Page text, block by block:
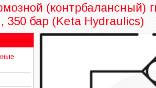
(контрбалансный)
350 бар (Keta Hydraulics)